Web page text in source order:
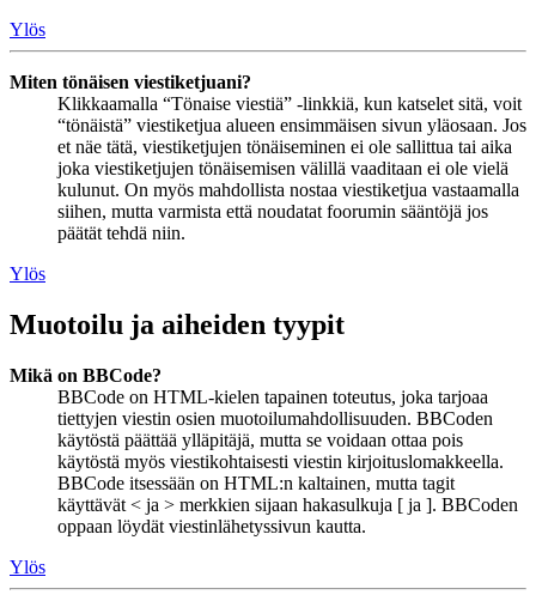
Ylös
Miten tönäisen viestiketjuani?
Klikkaamalla “Tönaise viestiä” -linkkiä, kun katselet sitä, voit
“tönäistä” viestiketjua alueen ensimmäisen sivun yläosaan. Jos
et näe tätä, viestiketjujen tönäiseminen ei ole sallittua tai aika
joka viestiketjujen tönäisemisen välillä vaaditaan ei ole vielä
kulunut. On myös mahdollista nostaa viestiketjua vastaamalla
siihen, mutta varmista että noudatat foorumin sääntöjä jos
päätät tehdä niin.
Ylös
Muotoilu ja aiheiden tyypit
Mikä on BBCode?
BBCode on HTML-kielen tapainen toteutus, joka tarjoaa
tiettyjen viestin osien muotoilumahdollisuuden. BBCoden
käytöstä päättää ylläpitäjä, mutta se voidaan ottaa pois
käytöstä myös viestikohtaisesti viestin kirjoituslomakkeella.
BBCode itsessään on HTML:n kaltainen, mutta tagit
käyttävät < ja > merkkien sijaan hakasulkuja [ ja ]. BBCoden
oppaan löydät viestinlähetyssivun kautta.
Ylös